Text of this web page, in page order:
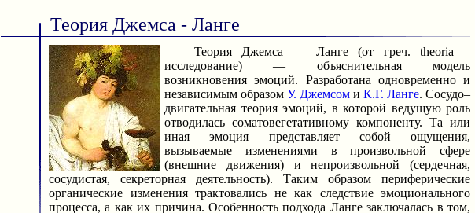
Теория Джемса - Ланге
Теория Джемса — Ланге (от греч. theoria –
исследование) — объяснительная модель
возникновения эмоций. Разработана одновременно и
независимым образом У. Джемсом и К.Г. Ланге. Сосудо–
двигательная теория эмоций, в которой ведущую роль
отводилась соматовегетативному компоненту. Та или
иная эмоция представляет собой ощущения,
вызываемые изменениями в произвольной сфере
(внешние движения) и непроизвольной (сердечная,
сосудистая, секреторная деятельность). Таким образом периферические
органические изменения трактовались не как следствие эмоционального
процесса, а как их причина. Особенность подхода Ланге заключалась в том,